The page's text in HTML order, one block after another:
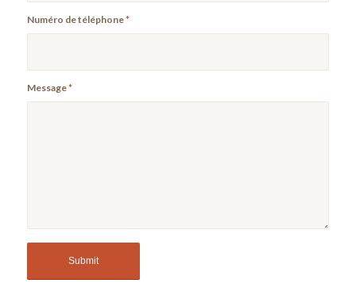
Numéro de téléphone*
Message*